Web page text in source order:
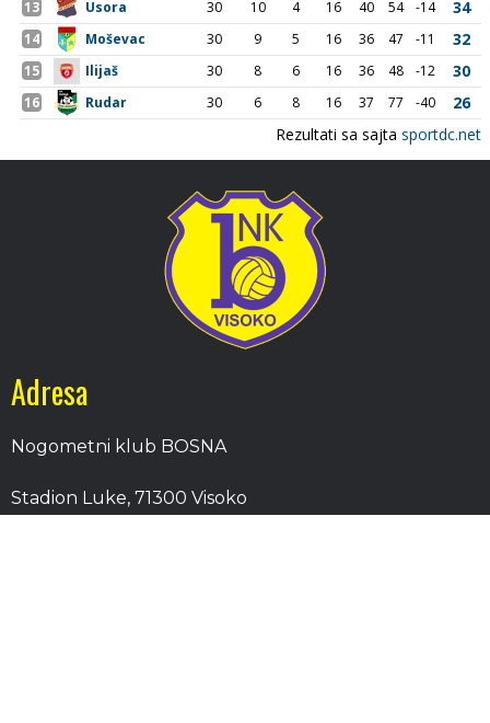
Adresa
Nogometni klub BOSNA
Stadion Luke, 71300 Visoko